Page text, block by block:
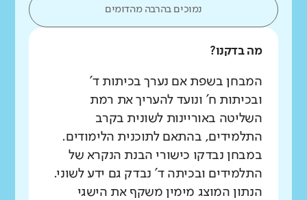
נמוכים בהרבה מהדומים
מה בדקנו?
המבחן בשפת אם נערך בכיתות ד'
ובכיתות ח' ונועד להעריך את רמת
השליטה באוריינות לשונית בקרב
התלמידים, בהתאם לתוכנית הלימודים.
במבחן נבדקו כישורי הבנת הנקרא של
התלמידים ובכיתה ד' נבדק גם ידע לשוני.
הנתון המוצג מימין משקף את הישגי